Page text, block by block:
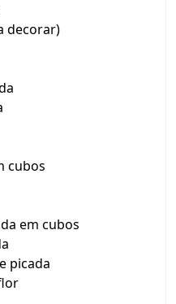
decorar)
cubos
em cubos
picada